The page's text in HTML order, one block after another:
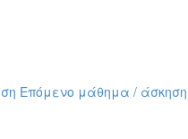
Επόμενο μάθημα / άσκηση